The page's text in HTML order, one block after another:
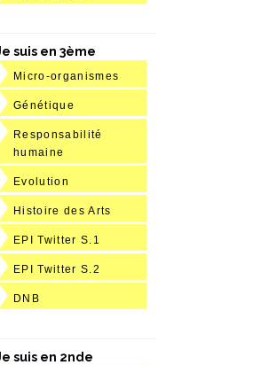
suis en 3ème
Micro-organismes
Génétique
Responsabilité
humaine
Evolution
Histoire des Arts
EPI Twitter S.1
EPI Twitter S.2
DNB
suis en 2nde